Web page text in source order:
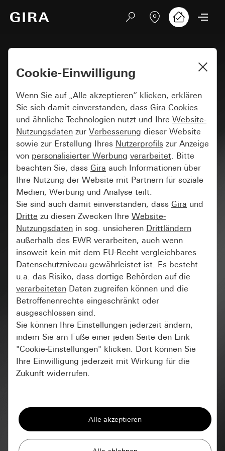
#Sanierung
Cookie-Einwilligung
Wenn Sie auf „Alle akzeptieren“ klicken, erklären
Sie sich damit einverstanden, dass Gira Cookies
und ähnliche Technologien nutzt und Ihre Website-
Nutzungsdaten zur Verbesserung dieser Website
sowie zur Erstellung Ihres Nutzerprofils zur Anzeige
von personalisierter Werbung verarbeitet. Bitte
beachten Sie, dass Gira auch Informationen über
Ihre Nutzung der Website mit Partnern für soziale
Medien, Werbung und Analyse teilt.
Sie sind auch damit einverstanden, dass Gira und
Dritte zu diesen Zwecken Ihre Website-
Nutzungsdaten in sog. unsicheren Drittländern
außerhalb des EWR verarbeiten, auch wenn
insoweit kein mit dem EU-Recht vergleichbares
Datenschutzniveau gewährleistet ist. Es besteht
u.a. das Risiko, dass dortige Behörden auf die
verarbeiteten Daten zugreifen können und die
Betroffenenrechte eingeschränkt oder
ausgeschlossen sind.
Sie können Ihre Einstellungen jederzeit ändern,
indem Sie am Fuße einer jeden Seite den Link
"Cookie-Einstellungen" klicken. Dort können Sie
Ihre Einwilligung jederzeit mit Wirkung für die
Zukunft widerrufen.
Alle Cookies, die wir benötigen um Ihnen die